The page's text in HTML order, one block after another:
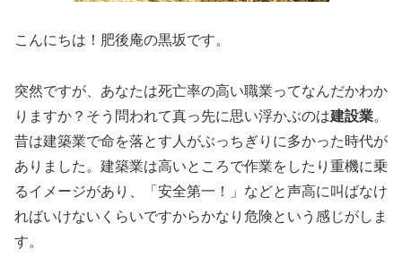
こんにちは！肥後庵の黒坂です。
突然ですが、あなたは死亡率の高い職業ってなんだかわか
りますか？そう問われて真っ先に思い浮かぶのは建設業。
昔は建築業で命を落とす人がぶっちぎりに多かった時代が
ありました。建築業は高いところで作業をしたり重機に乗
るイメージがあり、「安全第一！」などと声高に叫ばなけ
ればいけないくらいですからかなり危険という感じがしま
す。